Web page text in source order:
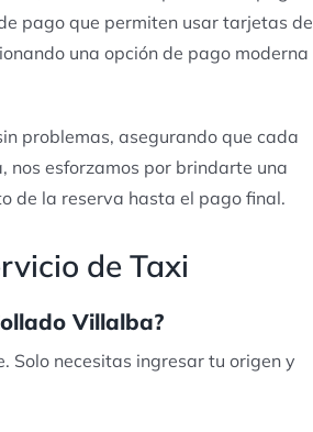
pago que permiten usar tarjetas de
una opción de pago moderna
problemas, asegurando que cada
nos esforzamos por brindarte una
de la reserva hasta el pago final.
de Taxi
Villalba?
Solo necesitas ingresar tu origen y